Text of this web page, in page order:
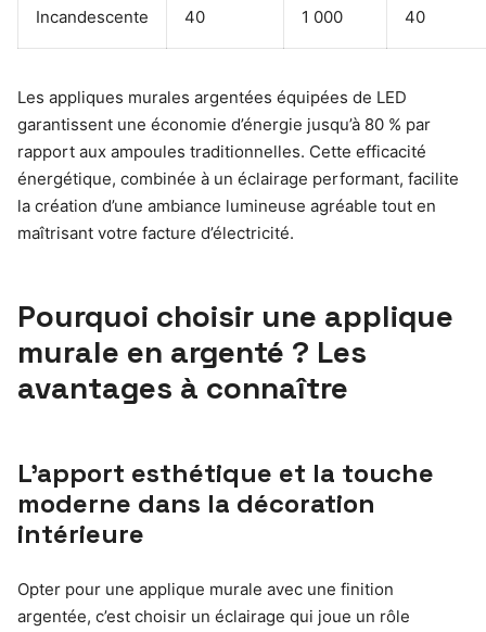
Incandescente 40 1 000 40
Les appliques murales argentées équipées de LED
garantissent une économie d’énergie jusqu’à 80 % par
rapport aux ampoules traditionnelles. Cette efficacité
énergétique, combinée à un éclairage performant, facilite
la création d’une ambiance lumineuse agréable tout en
maîtrisant votre facture d’électricité.
Pourquoi choisir une applique
murale en argenté ? Les
avantages à connaître
L’apport esthétique et la touche
moderne dans la décoration
intérieure
Opter pour une applique murale avec une finition
argentée, c’est choisir un éclairage qui joue un rôle